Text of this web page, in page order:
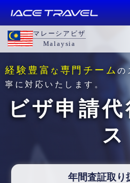
マレーシアビザ
Malaysia
経験豊富 な 専門チーム の
寧に対応いたします。
ビザ申請
ス
年間査証取り